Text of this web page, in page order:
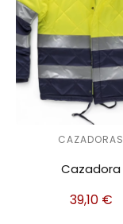
CAZADORAS
Cazadora
39,10 €